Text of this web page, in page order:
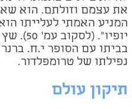
את עצמם וזולתם. הוא
המניע האמתי לעלייתו
יופיו".
בביתו עם הסופר י.ח.
נפילתו של טרומפלדור.
תיקון עולם